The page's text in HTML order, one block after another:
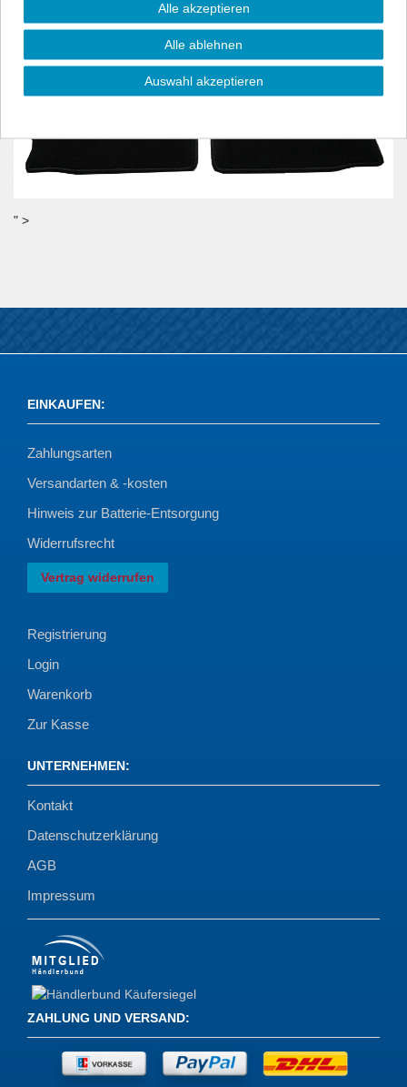
" >
EINKAUFEN:
Zahlungsarten
Versandarten & -kosten
Hinweis zur Batterie-Entsorgung
Widerrufsrecht
Vertrag widerrufen
Registrierung
Login
Warenkorb
Zur Kasse
UNTERNEHMEN:
Kontakt
Datenschutzerklärung
AGB
Impressum
ZAHLUNG UND VERSAND:
Alle akzeptieren
Alle ablehnen
Auswahl akzeptieren